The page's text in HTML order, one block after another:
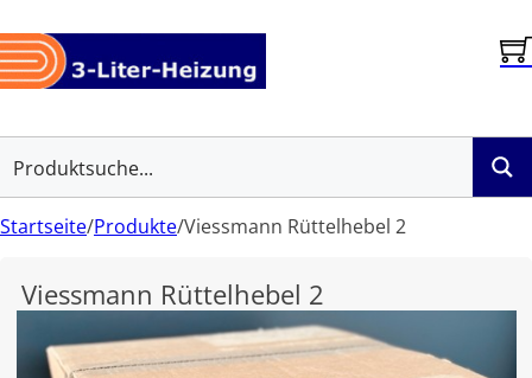
Startseite/Produkte/Viessmann Rüttelhebel 2
Viessmann Rüttelhebel 2